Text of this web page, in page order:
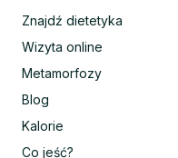
Znajdź dietetyka
Wizyta online
Metamorfozy
Blog
Kalorie
Co jeść?